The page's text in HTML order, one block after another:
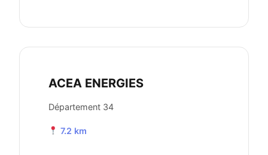
ACEA ENERGIES
Département 34
7.2 km